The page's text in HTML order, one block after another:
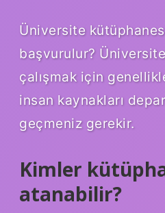
Üniversite
başvurulur?
çalışmak için
insan kaynakları
geçmeniz gerekir.
Kimler
atanabilir?